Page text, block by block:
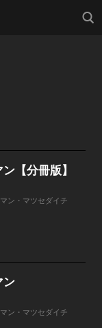
検索
【分冊版】
ン・マツセダイチ
ン
ン・マツセダイチ